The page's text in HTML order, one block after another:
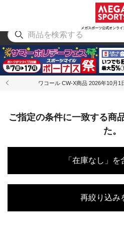
メガスポーツ公式オンラ
アウトドア
ワコール CW-X商品 2026年10月1
ご指定の条件に一致する商
た。
「在庫なし」
再絞り込み